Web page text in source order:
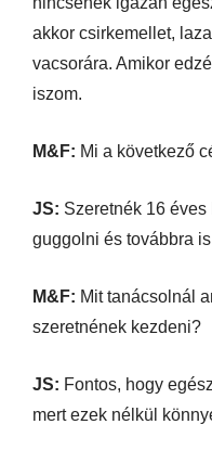
akkor csirkemellet,
vacsorára. Amikor
iszom.
M&F: Mi a következő
JS: Szeretnék 16
guggolni és továbbra
M&F: Mit tanácsolnál
szeretnének kezdeni?
JS: Fontos, hogy
mert ezek nélkül